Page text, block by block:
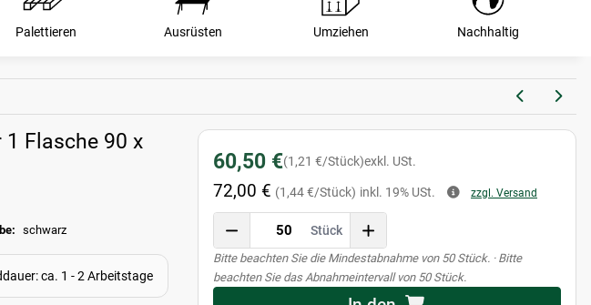
Palettieren Ausrüsten Umziehen Nachhaltig
Flasche 90 x
schwarz
ca. 1 - 2 Arbeitstage
60,50 €(1,21 €/Stück)exkl. USt.
72,00 € (1,44 €/Stück) inkl. 19% USt. zzgl. Versand
Stück
xBitte beachten Sie die Mindestabnahme von 50 Stück. · Bitte
beachten Sie das Abnahmeintervall von 50 Stück.